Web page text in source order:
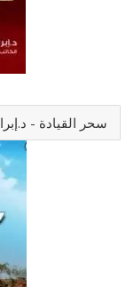
سحر القيادة -